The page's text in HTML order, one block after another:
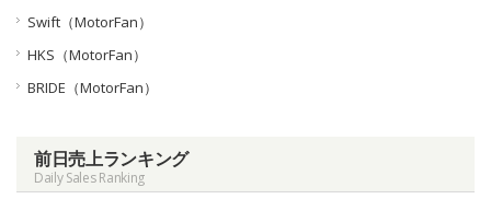
Swift（MotorFan）
HKS（MotorFan）
BRIDE（MotorFan）
前日売上ランキング
Daily Sales Ranking